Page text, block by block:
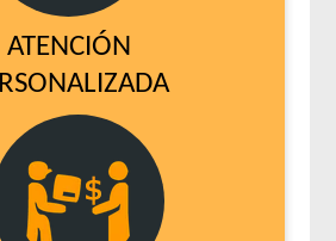
Weight
Long Hair - Pelo Largo
ATENCIÓN